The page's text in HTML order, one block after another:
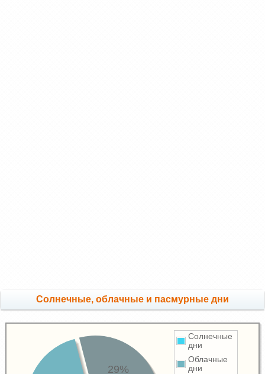
Cолнечные, облачные и пасмурные дни
Солнечные
дни
Облачные
дни
29%